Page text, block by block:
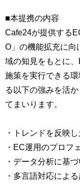
■本提携の内容
Cafe24が提供する
O」の機能拡充に向
域の知見をもとに
施策を実行できる
る以下の強みを活
てまいります。
・トレンドを反映
・EC運用のプロフ
・データ分析に基
・多言語対応によ